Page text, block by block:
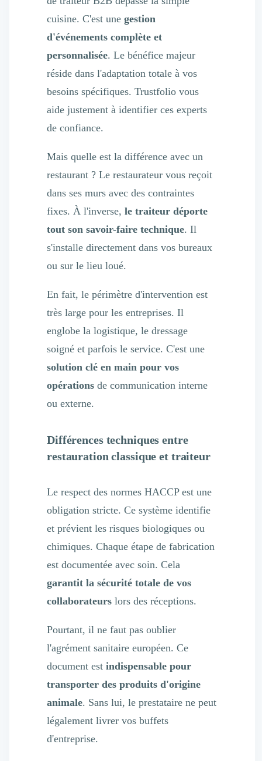
cuisine. C'est une gestion
d'événements complète et
personnalisée. Le bénéfice majeur
réside dans l'adaptation totale à vos
besoins spécifiques. Trustfolio vous
aide justement à identifier ces experts
de confiance.
Mais quelle est la différence avec un
restaurant ? Le restaurateur vous reçoit
dans ses murs avec des contraintes
fixes. À l'inverse, le traiteur déporte
tout son savoir-faire technique. Il
s'installe directement dans vos bureaux
ou sur le lieu loué.
En fait, le périmètre d'intervention est
très large pour les entreprises. Il
englobe la logistique, le dressage
soigné et parfois le service. C'est une
solution clé en main pour vos
opérations de communication interne
ou externe.
Différences techniques entre
restauration classique et traiteur
Le respect des normes HACCP est une
obligation stricte. Ce système identifie
et prévient les risques biologiques ou
chimiques. Chaque étape de fabrication
est documentée avec soin. Cela
garantit la sécurité totale de vos
collaborateurs lors des réceptions.
Pourtant, il ne faut pas oublier
l'agrément sanitaire européen. Ce
document est indispensable pour
transporter des produits d'origine
animale. Sans lui, le prestataire ne peut
légalement livrer vos buffets
d'entreprise.